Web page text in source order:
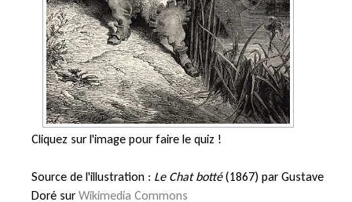
Cliquez sur l'image pour faire le quiz !
Source de l'illustration : Le Chat botté(1867) par Gustave
Doré sur Wikimedia Commons